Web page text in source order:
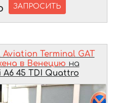
ЗАПРОСИТЬ
Aviation Terminal GAT
в Венецию на
A6 45 TDI Quattro